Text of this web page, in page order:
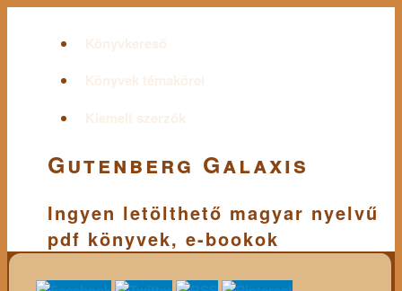
Könyvkereső
Könyvek témakörei
Kiemelt szerzők
Gutenberg Galaxis
Ingyen letölthető magyar nyelvű
pdf könyvek, e-bookok